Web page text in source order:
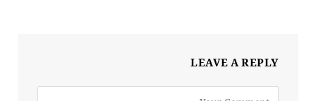
LEAVE A REPLY